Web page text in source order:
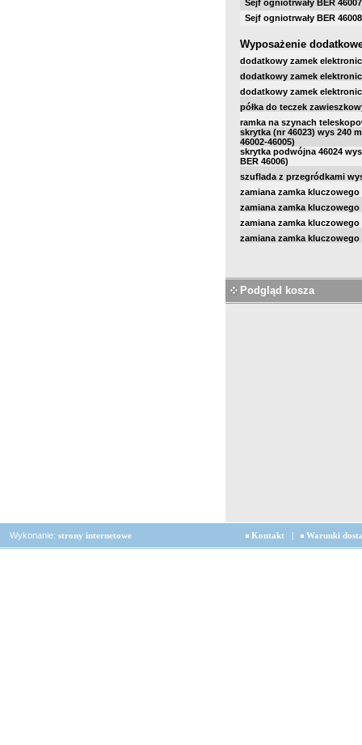
Sejf ogniotrwały BER 46007
Sejf ogniotrwały BER 46008
Wyposażenie
dodatkowy zamek
dodatkowy zamek
dodatkowy zamek
półka do teczek
ramka na szynach
skrytka (nr 46023) wys 240
46002-46005)
skrytka podwójna 46024
BER 46006)
szuflada z przegródkami
zamiana zamka
zamiana zamka kluczowego
zamiana zamka kluczowego
zamiana zamka
Podgląd kosza
Wykonanie: strony internetowe Kontakt | Warunki